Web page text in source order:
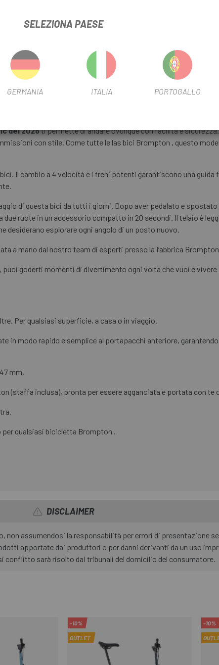
del 2026ti permette di andare ovunque con facilità e
con stile. Come tutte le las bici Brompton , questo
Il cambio a 4 velocità e i freni potenti garantiscono una guida
di questa bici da tutti i giorni. Dopo aver pedalato e
ruote in un accessorio compatto in 20 secondi. Il telaio è
desiderano esplorare ogni angolo di un posto nuovo.
a mano dal nostro team di esperti presso la fabbrica
puoi goderti momenti di divertimento ogni volta che vuoi e
Per qualsiasi superficie, a casa o in viaggio.
in modo rapido e semplice al portapacchi anteriore,
mm.
(staffa inclusa), pronta per essere agganciata e portata con te
per qualsiasi bicicletta Brompton .
DISCLAIMER
assumendosi la responsabilità per errori di presentazione
apportate dai produttori o per danni derivanti da un uso
conflitto sarà risolto dai tribunali del domicilio del consumatore.
-10%
OUTLET
-10%
SELEZIONA PAESE
GERMANIA ITALIA PORTOGALLO